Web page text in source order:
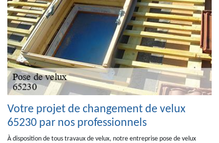
Votre projet de changement de velux
65230 par nos professionnels
À disposition de tous travaux de velux, notre entreprise pose de velux